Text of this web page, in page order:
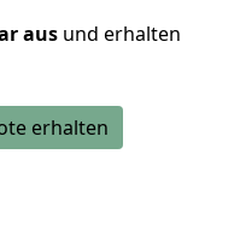
aus und erhalten
erhalten